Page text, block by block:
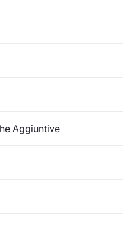
Aggiuntive